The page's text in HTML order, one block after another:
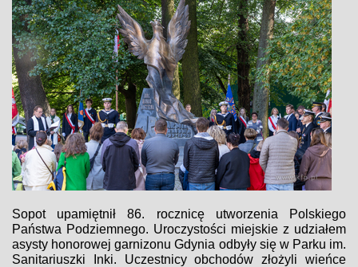
Sopot upamiętnił 86. rocznicę utworzenia Polskiego
Państwa Podziemnego. Uroczystości miejskie z udziałem
asysty honorowej garnizonu Gdynia odbyły się w Parku im.
Sanitariuszki Inki. Uczestnicy obchodów złożyli wieńce